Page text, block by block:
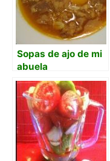
Sopas de ajo de mi
abuela